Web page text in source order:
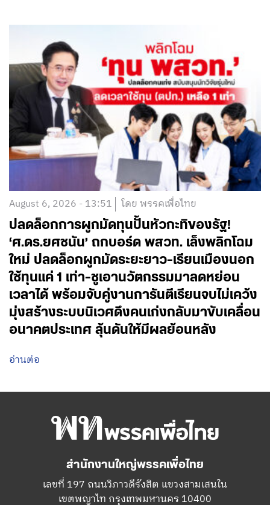
August 6, 2026 - 13:51 โดย พรรคเพื่อไทย
ปลดล็อกการผูกมัดทุนปั้นหัวกะทิของรัฐ!
‘ศ.ดร.ยศชนัน’ ถกบอร์ด พสวท. เล็งพลิกโฉม
ใหม่ ปลดล็อกผูกมัดระยะยาว-เรียนเมืองนอก
ใช้ทุนแค่ 1 เท่า-ชูเอานวัตกรรมมาลดหย่อน
เวลาได้ พร้อมจับคู่งานการันตีเรียนจบไม่เคว้ง
มุ่งสร้างระบบนิเวศดึงคนเก่งกลับมาขับเคลื่อน
อนาคตประเทศ ลุ้นดันให้มีผลย้อนหลัง
อ่านต่อ
สำนักงานใหญ่พรรคเพื่อไทย
เลขที่ 197 ถนนวิภาวดีรังสิต แขวงสามเสนใน
เขตพญาไท กรุงเทพมหานคร 10400